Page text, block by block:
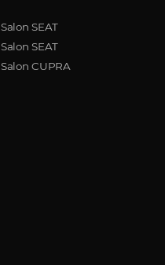
Salon SEAT
Salon SEAT
Salon CUPRA